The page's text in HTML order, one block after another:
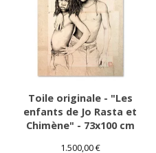
Toile originale - "Les
enfants de Jo Rasta et
Chimène" - 73x100 cm
1.500,00€